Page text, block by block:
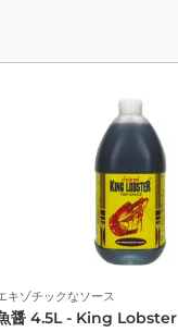
キゾチックなソース
醤 4.5L - King Lobster